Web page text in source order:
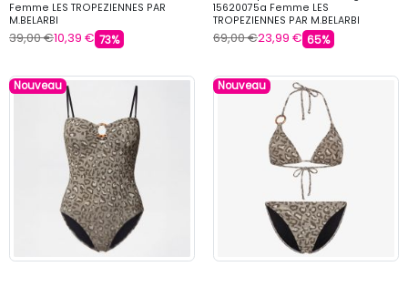
Femme LES TROPEZIENNES PAR
M.BELARBI
39,00 €10,39 € 73%
15620075a Femme LES
TROPEZIENNES PAR M.BELARBI
69,00 €23,99 € 65%
Nouveau Nouveau